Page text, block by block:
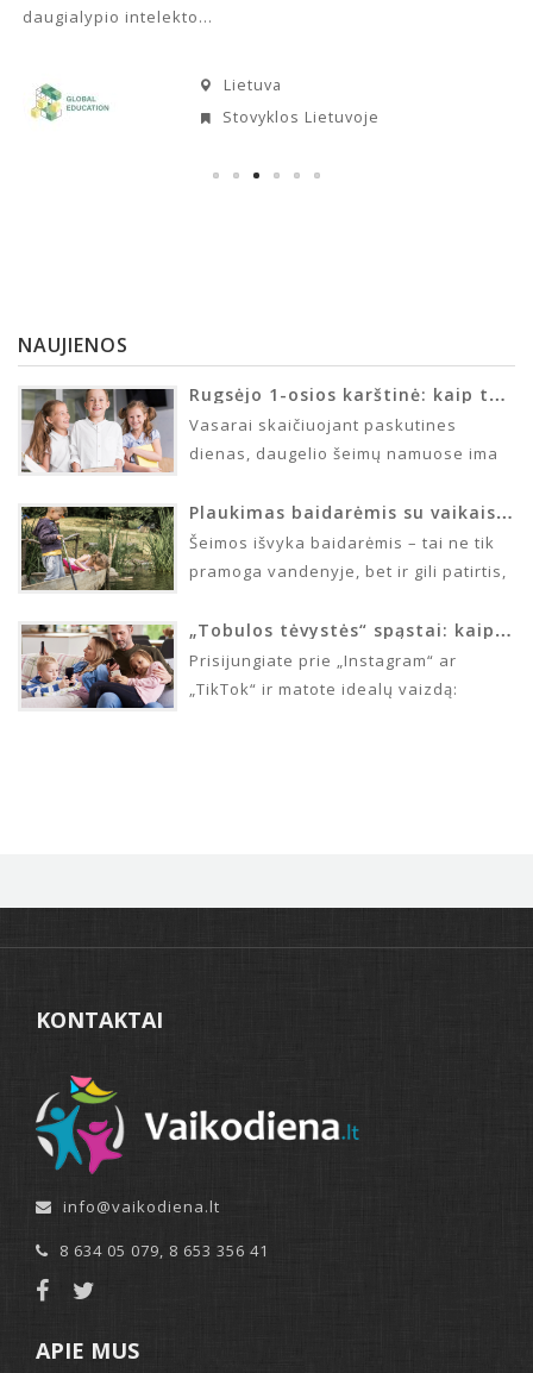
daugialypio intelekto...
Lietuva
Stovyklos Lietuvoje
NAUJIENOS
Rugsėjo 1-osios karštinė: kaip tėvams ir vaikams suvaldyti artėjančių mokslo metų įtampą?
Vasarai skaičiuojant paskutines
dienas, daugelio šeimų namuose ima
stiprėjantis jaudulys. Vaikų laukia
nauji iššūkiai, draugai…
Plaukimas baidarėmis su vaikais: neįkainojama patirtis, iššūkiai ir eksperto rekomendacijos
Šeimos išvyka baidarėmis – tai ne tik
pramoga vandenyje, bet ir gili patirtis,
lavinti vaikų emocinį…
„Tobulos tėvystės“ spąstai: kaip nustoti lyginti save su kitais tėvais socialiniuose tinkluose
Prisijungiate prie „Instagram“ ar
„TikTok“ ir matote idealų vaizdą:
KONTAKTAI
info@vaikodiena.lt
8 634 05 079, 8 653 356 41
APIE MUS